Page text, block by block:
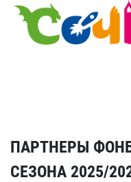
ПАРТНЕРЫ
СЕЗОНА 2025/